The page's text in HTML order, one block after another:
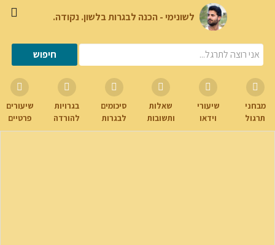
לשונימי - הכנה לבגרות בלשון. נקודה.
מבחני
תרגול
שיעורי
וידאו
שאלות
ותשובות
סיכומים
לבגרות
בגרויות
להורדה
שיעורים
פרטיים